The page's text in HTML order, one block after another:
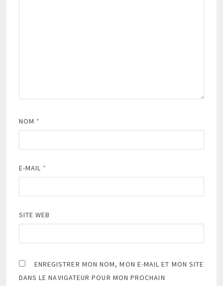
NOM *
E-MAIL *
SITE WEB
ENREGISTRER MON NOM, MON E-MAIL ET MON SITE
DANS LE NAVIGATEUR POUR MON PROCHAIN